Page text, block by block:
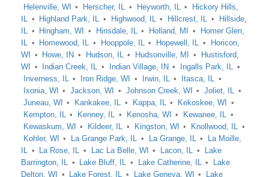
Helenville, WI
Herscher, IL Heyworth, IL
Hickory Hills,
IL
Highland Park, IL Highwood, IL Hillcrest, IL
Hillside,
IL
Hingham, WI Hinsdale, IL Holland, MI
Homer Glen,
IL
Homewood, IL Hooppole, IL Hopewell, IL
Horicon,
WI
Howe, IN Hudson, IL Hudsonville, MI
Hustisford,
WI
Indian Creek, IL Indian Village, IN
Ingalls Park, IL
Inverness, IL
Iron Ridge, WI Irwin, IL
Itasca, IL
Ixonia, WI
Jackson, WI Johnson Creek, WI
Joliet, IL
Juneau, WI
Kankakee, IL Kappa, IL
Kekoskee, WI
Kempton, IL
Kenney, IL Kenosha, WI
Kewanee, IL
Kewaskum, WI
Kildeer, IL Kingston, WI
Knollwood, IL
Kohler, WI
La Grange Park, IL La Grange, IL
La Moille,
IL
La Rose, IL Lac La Belle, WI Lacon, IL
Lake
Barrington, IL
Lake Bluff, IL Lake Catherine, IL
Lake
Delton, WI
Lake Forest, IL Lake Geneva, WI
Lake